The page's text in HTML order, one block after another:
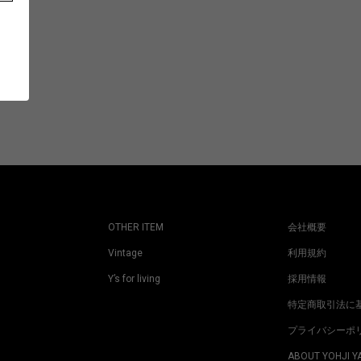
OTHER ITEM
Vintage
Y’s for living
会社概要
利用規約
採用情報
特定商取引法に
プライバシーポ
ABOUT YOHJI